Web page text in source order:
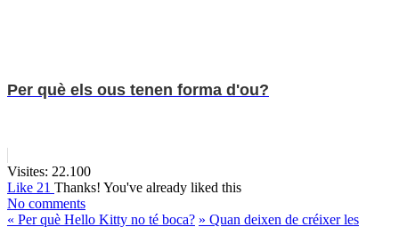
Per què els ous tenen forma d'ou?
Visites: 22.100
Like 21 Thanks! You've already liked this
No comments
« Per què Hello Kitty no té boca? » Quan deixen de créixer les